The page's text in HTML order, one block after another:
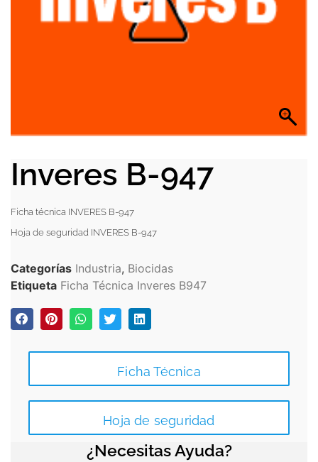
Inveres B-947
Ficha técnica INVERES B-947
Hoja de seguridad INVERES B-947
Categorías Industria, Biocidas
Etiqueta Ficha Técnica Inveres B947
Ficha Técnica
Hoja de seguridad
¿Necesitas Ayuda?